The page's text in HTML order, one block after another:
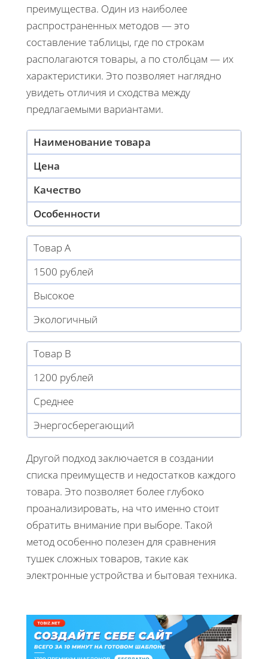
преимущества. Один из наиболее
распространенных методов — это
составление таблицы, где по строкам
располагаются товары, а по столбцам — их
характеристики. Это позволяет наглядно
увидеть отличия и сходства между
предлагаемыми вариантами.
Наименование товара
Цена
Качество
Особенности
Товар A
1500 рублей
Высокое
Экологичный
Товар B
1200 рублей
Среднее
Энергосберегающий
Другой подход заключается в создании
списка преимуществ и недостатков каждого
товара. Это позволяет более глубоко
проанализировать, на что именно стоит
обратить внимание при выборе. Такой
метод особенно полезен для сравнения
тушек сложных товаров, такие как
электронные устройства и бытовая техника.